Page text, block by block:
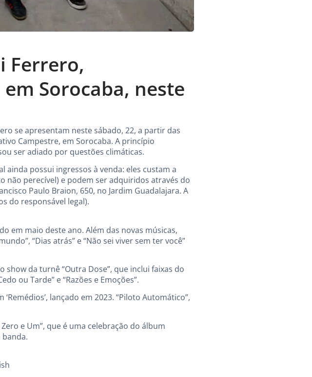
Ferrero,
Sorocaba, neste
se apresentam neste sábado, 22, a partir das
Campestre, em Sorocaba. A princípio
ser adiado por questões climáticas.
ainda possui ingressos à venda: eles custam a
não perecível) e podem ser adquiridos através do
Paulo Braion, 650, no Jardim Guadalajara. A
do responsável legal).
em maio deste ano. Além das novas músicas,
“Dias atrás” e “Não sei viver sem ter você”
show da turnê “Outra Dose”, que inclui faixas do
ou Tarde” e “Razões e Emoções”.
lançado em 2023. “Piloto Automático”,
e Um”, que é uma celebração do álbum